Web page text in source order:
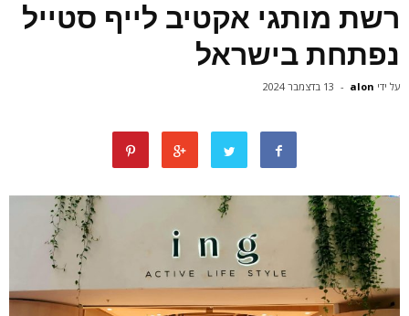
רשת מותגי אקטיב לייף סטייל
נפתחת בישראל
על ידי alon
- 13 בדצמבר 2024